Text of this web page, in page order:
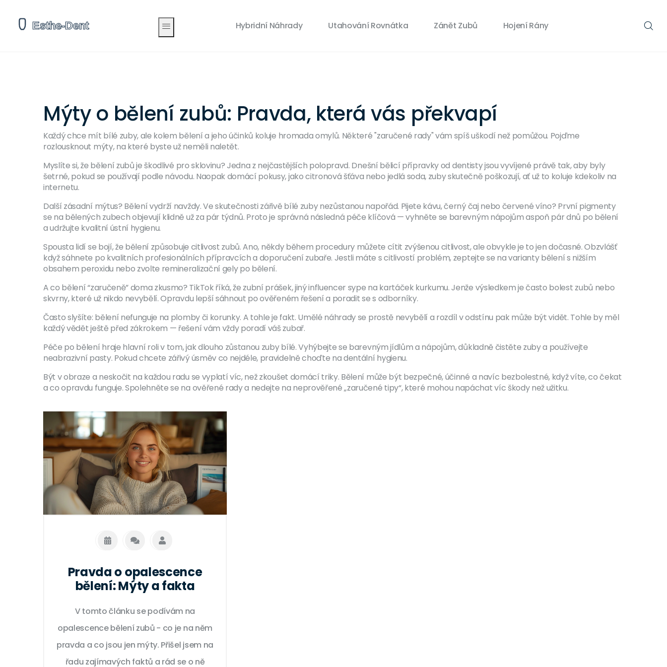
Hybridní Náhrady Utahování Rovnátka Zánět Zubů Hojení Rány
Mýty o bělení zubů: Pravda, která vás překvapí
Každý chce mít bílé zuby, ale kolem bělení a jeho účinků koluje hromada omylů. Některé "zaručené rady" vám spíš uškodí než pomůžou. Pojďme
rozlousknout mýty, na které byste už neměli naletět.
Myslíte si, že bělení zubů je škodlivé pro sklovinu? Jedna z nejčastějších polopravd. Dnešní bělicí přípravky od dentisty jsou vyvíjené právě tak, aby byly
šetrné, pokud se používají podle návodu. Naopak domácí pokusy, jako citronová šťáva nebo jedlá soda, zuby skutečně poškozují, ať už to koluje kdekoliv na
internetu.
Další zásadní mýtus? Bělení vydrží navždy. Ve skutečnosti zářivě bílé zuby nezůstanou napořád. Pijete kávu, černý čaj nebo červené víno? První pigmenty
se na bělených zubech objevují klidně už za pár týdnů. Proto je správná následná péče klíčová — vyhněte se barevným nápojům aspoň pár dnů po bělení
a udržujte kvalitní ústní hygienu.
Spousta lidí se bojí, že bělení způsobuje citlivost zubů. Ano, někdy během procedury můžete cítit zvýšenou citlivost, ale obvykle je to jen dočasné. Obzvlášť
když sáhnete po kvalitních profesionálních přípravcích a doporučení zubaře. Jestli máte s citlivostí problém, zeptejte se na varianty bělení s nižším
obsahem peroxidu nebo zvolte remineralizační gely po bělení.
A co bělení “zaručeně” doma zkusmo? TikTok říká, že zubní prášek, jiný influencer sype na kartáček kurkumu. Jenže výsledkem je často bolest zubů nebo
skvrny, které už nikdo nevybělí. Opravdu lepší sáhnout po ověřeném řešení a poradit se s odborníky.
Často slyšíte: bělení nefunguje na plomby či korunky. A tohle je fakt. Umělé náhrady se prostě nevybělí a rozdíl v odstínu pak může být vidět. Tohle by měl
každý vědět ještě před zákrokem — řešení vám vždy poradí váš zubař.
Péče po bělení hraje hlavní roli v tom, jak dlouho zůstanou zuby bílé. Vyhýbejte se barevným jídlům a nápojům, důkladně čistěte zuby a používejte
neabrazivní pasty. Pokud chcete zářivý úsměv co nejdéle, pravidelně choďte na dentální hygienu.
Být v obraze a neskočit na každou radu se vyplatí víc, než zkoušet domácí triky. Bělení může být bezpečné, účinné a navíc bezbolestné, když víte, co čekat
a co opravdu funguje. Spolehněte se na ověřené rady a nedejte na neprověřené „zaručené tipy“, které mohou napáchat víc škody než užitku.
Pravda o opalescence
bělení: Mýty a fakta
V tomto článku se podívám na
opalescence bělení zubů - co je na něm
pravda a co jsou jen mýty. Přišel jsem na
řadu zajímavých faktů a rád se o ně